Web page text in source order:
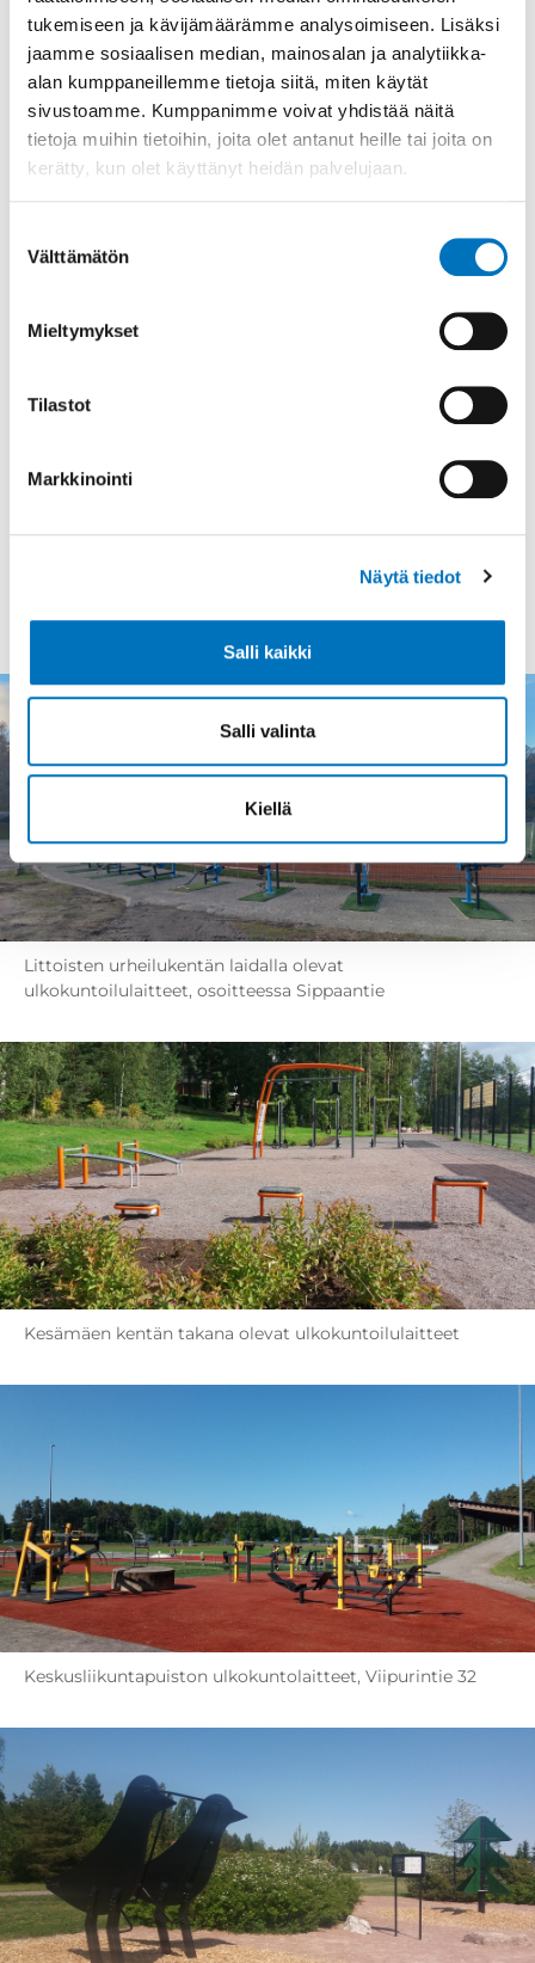
tukemiseen ja kävijämäärämme analysoimiseen. Lisäksi
jaamme sosiaalisen median, mainosalan ja analytiikka-
alan kumppaneillemme tietoja siitä, miten käytät
sivustoamme. Kumppanimme voivat yhdistää näitä
tietoja muihin tietoihin, joita olet antanut heille tai joita on
kerätty, kun olet käyttänyt heidän palvelujaan.
valinta
Välttämätön
Mieltymykset
Tilastot
Markkinointi
Näytä tiedot
Salli kaikki
Salli valinta
Kiellä
ulkokuntoilualue, jossa on 9 ulkokuntoilulaitetta,
osoitePontelanmäki 2
Grit-ulkokuntoilulaitteet
Harvaluodon rannasta löytyy kuntoilulaite
Gritbird.Kumpulanpuistosta,Kiurunpuistosta
Gritbird
. Kuva sivun alaosassa.
Ulkokuntoilulaitteiden käyttöohjeet
ulkokuntoilulaitteista tai kuntoportaista
palautepalvelussa
Littoisten urheilukentän laidalla olevat
ulkokuntoilulaitteet, osoitteessa Sippaantie
Kesämäen kentän takana olevat ulkokuntoilulaitteet
Keskusliikuntapuiston ulkokuntolaitteet, Viipurintie 32